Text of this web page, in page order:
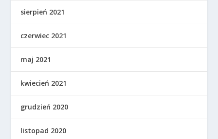
sierpień 2021
czerwiec 2021
maj 2021
kwiecień 2021
grudzień 2020
listopad 2020